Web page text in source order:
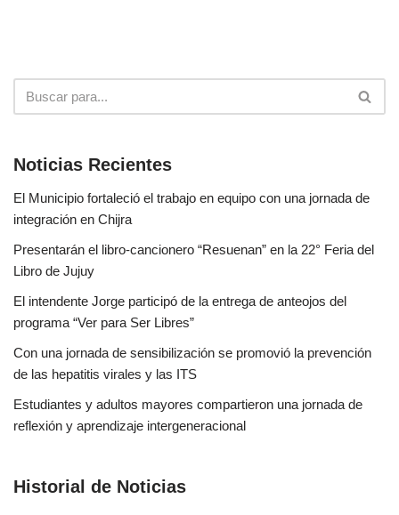
Noticias Recientes
El Municipio fortaleció el trabajo en equipo con una jornada de
integración en Chijra
Presentarán el libro-cancionero “Resuenan” en la 22° Feria del
Libro de Jujuy
El intendente Jorge participó de la entrega de anteojos del
programa “Ver para Ser Libres”
Con una jornada de sensibilización se promovió la prevención
de las hepatitis virales y las ITS
Estudiantes y adultos mayores compartieron una jornada de
reflexión y aprendizaje intergeneracional
Historial de Noticias